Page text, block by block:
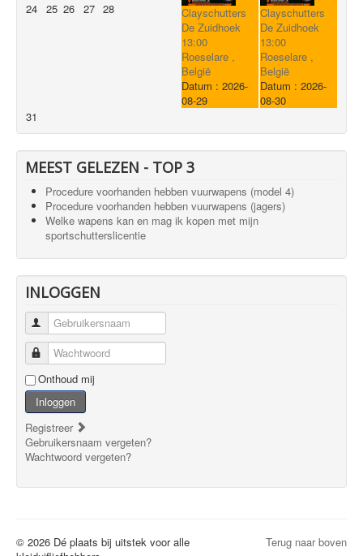
24 25 26 27 28
Clayschutters
De Zuidhoek
13:00
Roeselare ,
België
Datum : 2026-
08-29
Clayschutters
De Zuidhoek
13:00
Roeselare ,
België
Datum : 2026-
08-30
31
MEEST GELEZEN - TOP 3
Procedure voorhanden hebben vuurwapens (model 4)
Procedure voorhanden hebben vuurwapens (jagers)
Welke wapens kan en mag ik kopen met mijn
sportschutterslicentie
INLOGGEN
Gebruikersnaam
Wachtwoord
Onthoud mij
Inloggen
Registreer
Gebruikersnaam vergeten?
Wachtwoord vergeten?
Terug naar boven
© 2026 Dé plaats bij uitstek voor alle